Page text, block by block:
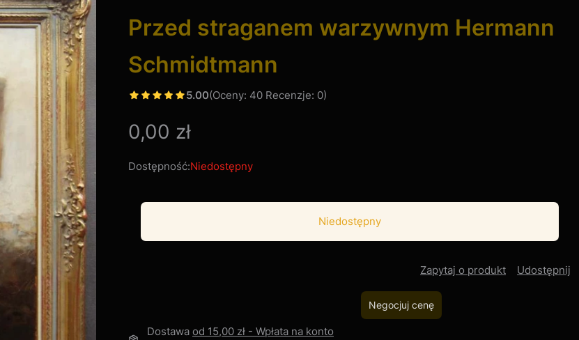
Przed straganem warzywnym Hermann
Schmidtmann
5.00(Oceny: 40 Recenzje: 0)
Cena
0,00 zł
Dostępność:Niedostępny
Niedostępny
Zapytaj o produkt Udostępnij
Negocjuj cenę
Dostawa od 15,00 zł - Wpłata na konto